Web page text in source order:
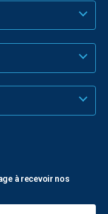
à recevoir nos